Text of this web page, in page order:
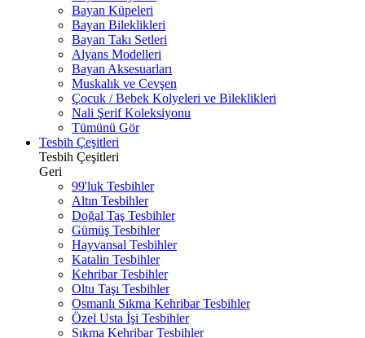
Bayan Küpeleri
Bayan Bileklikleri
Bayan Takı Setleri
Alyans Modelleri
Bayan Aksesuarları
Muskalık ve Cevşen
Çocuk / Bebek Kolyeleri ve Bileklikleri
Nali Şerif Koleksiyonu
Tümünü Gör
Tesbih Çeşitleri
Tesbih Çeşitleri
Geri
99'luk Tesbihler
Altın Tesbihler
Doğal Taş Tesbihler
Gümüş Tesbihler
Hayvansal Tesbihler
Katalin Tesbihler
Kehribar Tesbihler
Oltu Taşı Tesbihler
Osmanlı Sıkma Kehribar Tesbihler
Özel Usta İşi Tesbihler
Sıkma Kehribar Tesbihler